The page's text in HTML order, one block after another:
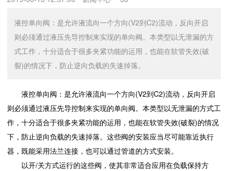
液控单向阀：是允许液流向一个方向(V2到C2)流动，反向开启
则必须通过液压先导控制来实现的单向阀。本类型以无泄漏的方
式工作，十分适合于很多夹紧功能的运用，也能在软管失效(破
裂)的情况下，防止逆向负载的失速掉落。
液控单向阀：是允许液流向一个方向(V2到C2)流动，反向开启
则必须通过液压先导控制来实现的单向阀。本类型以无泄漏的方式工
作，十分适合于很多夹紧功能的运用，也能在软管失效(破裂)的情况
下，防止逆向负载的失速掉落。这些阀的安装应当尽可能靠近执行
器，既能采用法兰连接，也可以通过管道的方式安装。
以开/关方式运行的这些阀，使其非常适合应用在负载保持方